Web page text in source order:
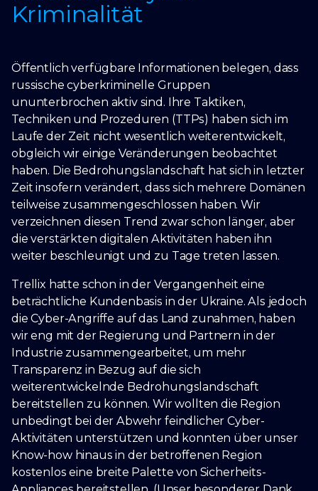
Kriminalität
Öffentlich verfügbare Informationen belegen, dass
russische cyberkriminelle Gruppen
ununterbrochen aktiv sind. Ihre Taktiken,
Techniken und Prozeduren (TTPs) haben sich im
Laufe der Zeit nicht wesentlich weiterentwickelt,
obgleich wir einige Veränderungen beobachtet
haben. Die Bedrohungslandschaft hat sich in letzter
Zeit insofern verändert, dass sich mehrere Domänen
teilweise zusammengeschlossen haben. Wir
verzeichnen diesen Trend zwar schon länger, aber
die verstärkten digitalen Aktivitäten haben ihn
weiter beschleunigt und zu Tage treten lassen.
Trellix hatte schon in der Vergangenheit eine
beträchtliche Kundenbasis in der Ukraine. Als jedoch
die Cyber-Angriffe auf das Land zunahmen, haben
wir eng mit der Regierung und Partnern in der
Industrie zusammengearbeitet, um mehr
Transparenz in Bezug auf die sich
weiterentwickelnde Bedrohungslandschaft
bereitstellen zu können. Wir wollten die Region
unbedingt bei der Abwehr feindlicher Cyber-
Aktivitäten unterstützen und konnten über unser
Know-how hinaus in der betroffenen Region
kostenlos eine breite Palette von Sicherheits-